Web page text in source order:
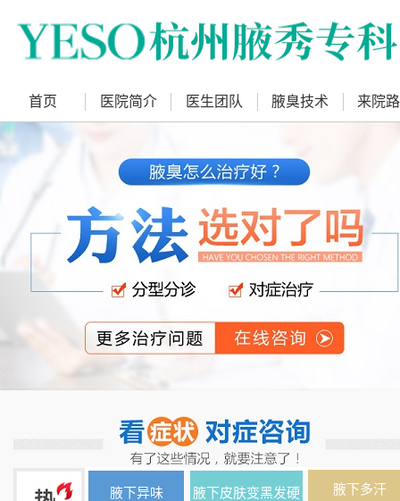
首页 医院简介 医生团队 腋臭技术 来院
腋下异味 腋下皮肤变黑发硬 腋下多汗